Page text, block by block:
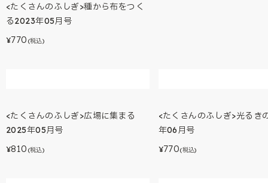
<たくさんのふしぎ>種から布をつく
る2023年05月号
¥770 (税込)
<たくさんのふしぎ>広場に集まる
2025年05月号
¥810 (税込)
<たくさんのふしぎ>光るき
年06月号
¥770(税込)